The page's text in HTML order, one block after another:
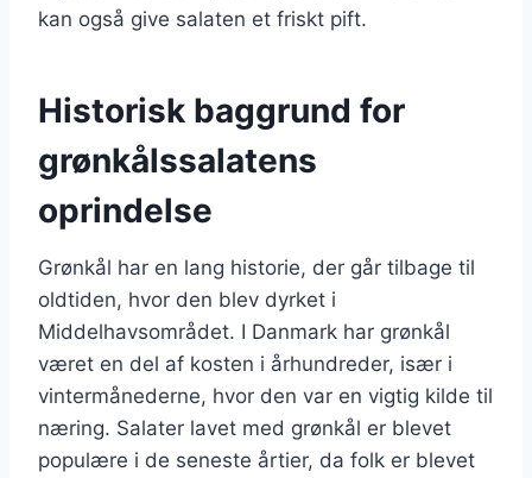
kan også give salaten et friskt pift.
Historisk baggrund for
grønkålssalatens
oprindelse
Grønkål har en lang historie, der går tilbage til
oldtiden, hvor den blev dyrket i
Middelhavsområdet. I Danmark har grønkål
været en del af kosten i århundreder, især i
vintermånederne, hvor den var en vigtig kilde til
næring. Salater lavet med grønkål er blevet
populære i de seneste årtier, da folk er blevet